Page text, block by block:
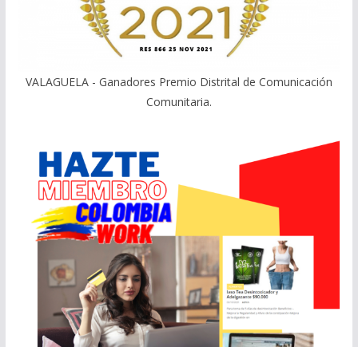
VALAGUELA - Ganadores Premio Distrital de Comunicación
Comunitaria.